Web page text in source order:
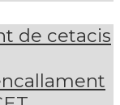
de cetacis